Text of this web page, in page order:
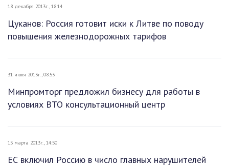
18 декабря 2013г., 18:14
Цуканов: Россия готовит иски к Литве по поводу
повышения железнодорожных тарифов
31 июля 2013г., 08:53
Минпромторг предложил бизнесу для работы в
условиях ВТО консультационный центр
15 марта 2013г., 14:50
ЕС включил Россию в число главных нарушителей